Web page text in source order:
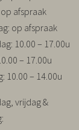
afspraak
: op afspraak
: 10.00 – 17.00u
– 17.00u
: 10.00 – 14.00u
vrijdag &